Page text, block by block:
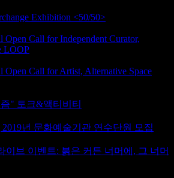
Exhibition <50/50>
Open Call for Independent Curator,
LOOP
Open Call for Artist, Alternative Space
" 토크&액티비티
년 문화예술기관 연수단원 모집
이브 이벤트: 붉은 커튼 너머에, 그 너머